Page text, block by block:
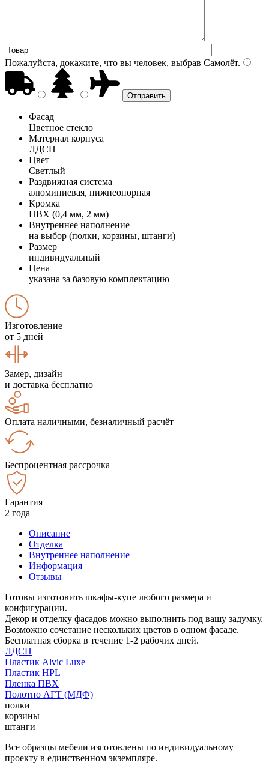
Пожалуйста, докажите, что вы человек, выбрав Самолёт.
Фасад
Цветное стекло
Материал корпуса
ЛДСП
Цвет
Светлый
Раздвижная система
алюминиевая, нижнеопорная
Кромка
ПВХ (0,4 мм, 2 мм)
Внутреннее наполнение
на выбор (полки, корзины, штанги)
Размер
индивидуальный
Цена
указана за базовую комплектацию
Изготовление
от 5 дней
Замер, дизайн
и доставка бесплатно
Оплата наличными, безналичный расчёт
Беспроцентная рассрочка
Гарантия
2 года
Описание
Отделка
Внутреннее наполнение
Информация
Отзывы
Готовы изготовить шкафы-купе любого размера и
конфигурации.
Декор и отделку фасадов можно выполнить под вашу задумку.
Возможно сочетание нескольких цветов в одном фасаде.
Бесплатная сборка в течение 1-2 рабочих дней.
ЛДСП
Пластик Alvic Luxe
Пластик HPL
Пленка ПВХ
Полотно АГТ (МДФ)
полки
корзины
штанги
Все образцы мебели изготовлены по индивидуальному
проекту в единственном экземпляре.